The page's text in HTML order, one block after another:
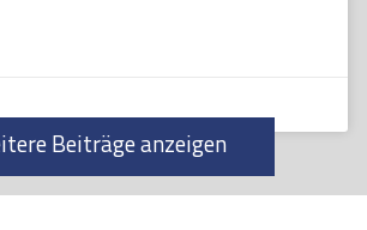
Beiträge anzeigen